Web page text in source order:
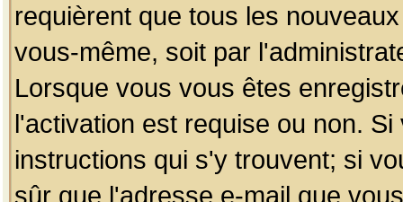
requièrent que tous les
vous-même, soit par
Lorsque vous vous êtes
l'activation est requise ou non.
instructions qui s'y trouvent; si
sûr que l'adresse e-mail que